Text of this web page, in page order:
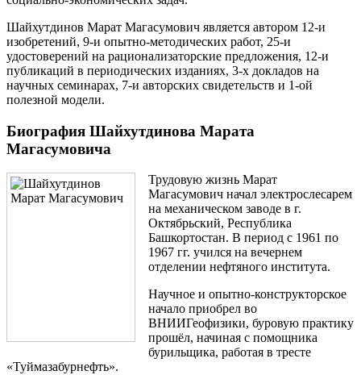
Шайхутдинов Марат Магасумович является автором 12-и
изобретений, 9-и опытно-методических работ, 25-и
удостоверений на рационализаторские предложения, 12-и
публикаций в периодических изданиях, 3-х докладов на
научных семинарах, 7-и авторских свидетельств и 1-ой
полезной модели.
Биография Шайхутдинова Марата
Магасумовича
Трудовую жизнь Марат
Магасумович начал электрослесарем
на механическом заводе в г.
Октябрьский, Республика
Башкортостан. В период с 1961 по
1967 гг. учился на вечернем
отделении нефтяного института.
Научное и опытно-конструкторское
начало приобрел во
ВНИИГеофизики, буровую практику
прошёл, начиная с помощника
бурильщика, работая в тресте
«Туймазабурнефть».